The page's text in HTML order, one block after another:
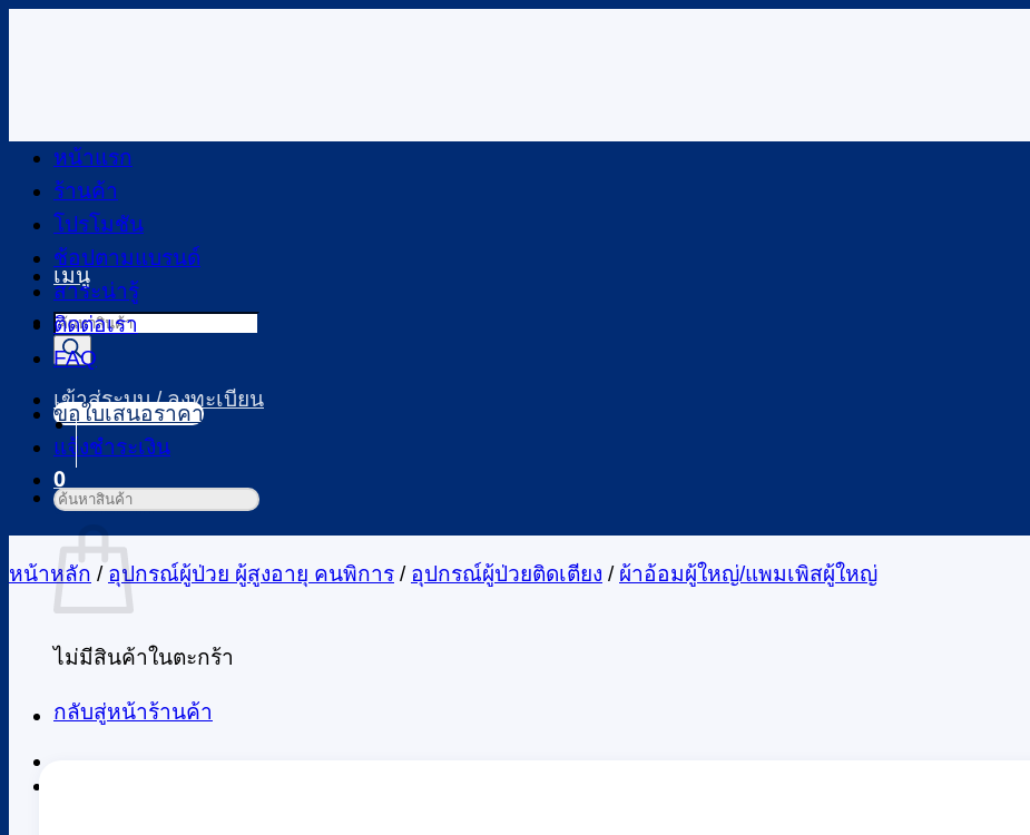
เมนู
Products
search
เข้าสู่ระบบ / ลงทะเบียน
0
ตะกร้าสินค้า
ไม่มีสินค้าในตะกร้า
กลับสู่หน้าร้านค้า
หน้าแรก
ร้านค้า
โปรโมชัน
ช้อปตามแบรนด์
สาระน่ารู้
ติดต่อเรา
FAQ
ขอใบเสนอราคา
แจ้งชำระเงิน
ค้นหา:
หน้าหลัก / อุปกรณ์ผู้ป่วย ผู้สูงอายุ คนพิการ / อุปกรณ์ผู้ป่วยติดเตียง / ผ้าอ้อมผู้ใหญ่/แพมเพิสผู้ใหญ่